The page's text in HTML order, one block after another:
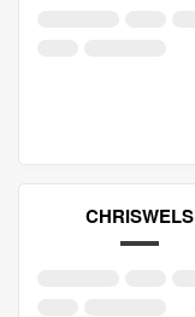
CHRISWELS